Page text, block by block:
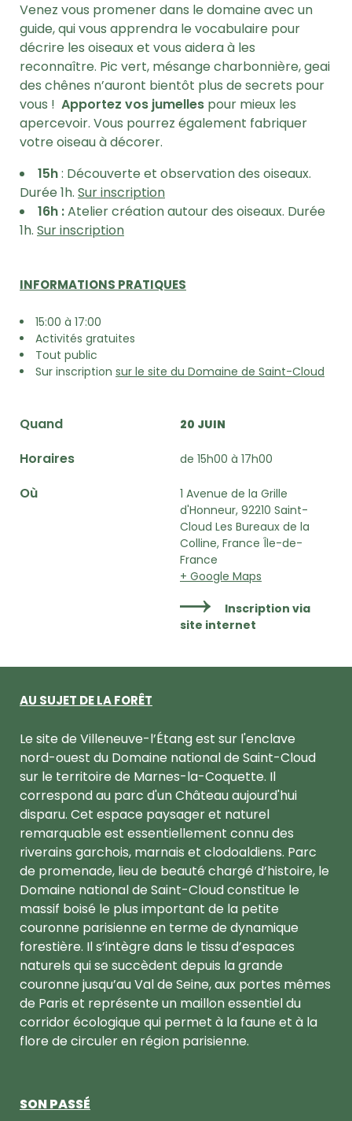
Venez vous promener dans le domaine avec un
guide, qui vous apprendra le vocabulaire pour
décrire les oiseaux et vous aidera à les
reconnaître. Pic vert, mésange charbonnière, geai
des chênes n’auront bientôt plus de secrets pour
vous ! Apportez vos jumelles pour mieux les
apercevoir. Vous pourrez également fabriquer
votre oiseau à décorer.
15h: Découverte et observation des oiseaux.
Durée 1h. Sur inscription
16h :Atelier création autour des oiseaux. Durée
1h. Sur inscription
INFORMATIONS PRATIQUES
15:00 à 17:00
Activités gratuites
Tout public
Sur inscription sur le site du Domaine de Saint-Cloud
Quand 20 JUIN
Horaires de 15h00 à 17h00
Où
1 Avenue de la Grille
d'Honneur, 92210 Saint-
Cloud Les Bureaux de la
Colline, France Île-de-
France
+ Google Maps
Inscription via
site internet
AU SUJET DE LA FORÊT
Le site de Villeneuve-l’Étang est sur l'enclave
nord-ouest du Domaine national de Saint-Cloud
sur le territoire de Marnes-la-Coquette. Il
correspond au parc d'un Château aujourd'hui
disparu. Cet espace paysager et naturel
remarquable est essentiellement connu des
riverains garchois, marnais et clodoaldiens. Parc
de promenade, lieu de beauté chargé d’histoire, le
Domaine national de Saint-Cloud constitue le
massif boisé le plus important de la petite
couronne parisienne en terme de dynamique
forestière. Il s’intègre dans le tissu d’espaces
naturels qui se succèdent depuis la grande
couronne jusqu’au Val de Seine, aux portes mêmes
de Paris et représente un maillon essentiel du
corridor écologique qui permet à la faune et à la
flore de circuler en région parisienne.
SON PASSÉ